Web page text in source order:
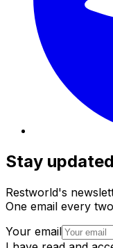
Stay
Restworld's
One email every
Your email